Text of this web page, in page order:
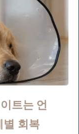
트는 언
별 회복